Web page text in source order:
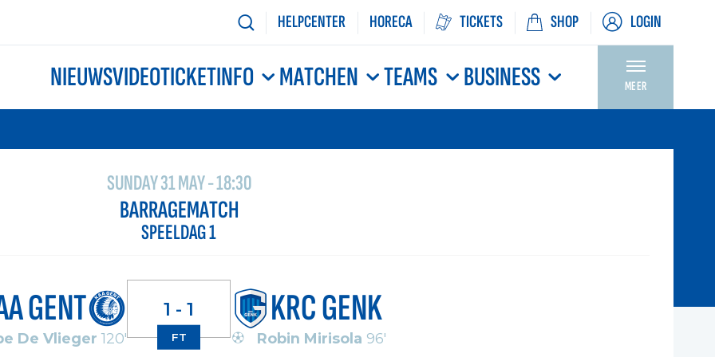
HELPCENTER HORECA TICKETS SHOP LOGIN
NIEUWSVIDEOTICKETINFO MATCHEN TEAMS BUSINESS MEER
SUNDAY 31 MAY - 18:30
BARRAGEMATCH
SPEELDAG 1
GENT
De Vlieger 120'
1 - 1
FT
KRC GENK
Robin Mirisola 96'